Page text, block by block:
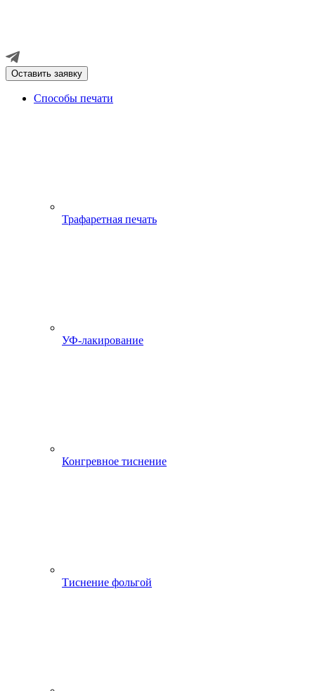
Оставить заявку
Способы печати
Трафаретная печать
УФ-лакирование
Конгревное тиснение
Тиснение фольгой